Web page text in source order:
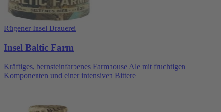
Rügener Insel Brauerei
Insel Baltic Farm
Kräftiges, bernsteinfarbenes Farmhouse Ale mit fruchtigen
Komponenten und einer intensiven Bittere